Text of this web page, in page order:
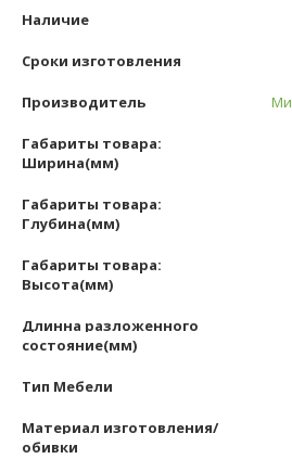
Наличие
Сроки изготовления
Производитель
Габариты товара:
Ширина(мм)
Габариты товара:
Глубина(мм)
Габариты товара:
Высота(мм)
Длинна разложенного
состояние(мм)
Тип Мебели
Материал изготовления/
обивки